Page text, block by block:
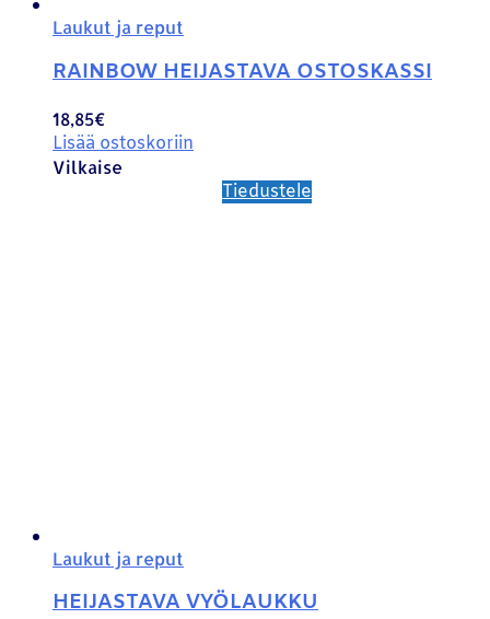
Laukut ja reput
RAINBOW HEIJASTAVA OSTOSKASSI
18,85€
Lisää ostoskoriin
Vilkaise
Tiedustele
Laukut ja reput
HEIJASTAVA VYÖLAUKKU